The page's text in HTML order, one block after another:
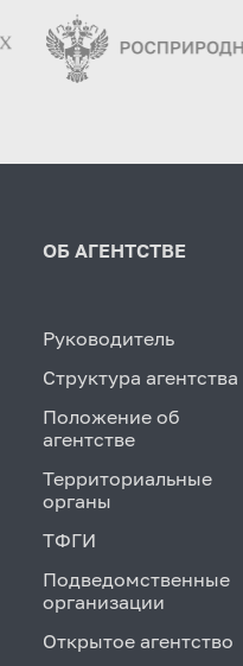
ОБ АГЕНТСТВЕ
Руководитель
Структура агентства
Положение об
агентстве
Территориальные
органы
ТФГИ
Подведомственные
организации
Открытое агентство